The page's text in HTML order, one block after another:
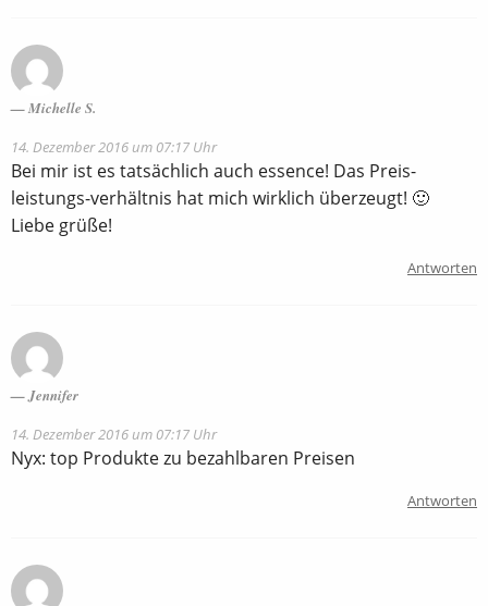
Michelle S.
14. Dezember 2016 um 07:17 Uhr
Bei mir ist es tatsächlich auch essence! Das Preis-
leistungs-verhältnis hat mich wirklich überzeugt! 🙂
Liebe grüße!
Antworten
Jennifer
14. Dezember 2016 um 07:17 Uhr
Nyx: top Produkte zu bezahlbaren Preisen
Antworten